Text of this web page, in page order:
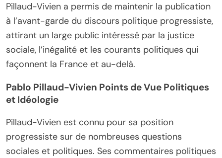
Pillaud-Vivien a permis de maintenir la publication
à l’avant-garde du discours politique progressiste,
attirant un large public intéressé par la justice
sociale, l’inégalité et les courants politiques qui
façonnent la France et au-delà.
Pablo Pillaud-Vivien Points de Vue Politiques
et Idéologie
Pillaud-Vivien est connu pour sa position
progressiste sur de nombreuses questions
sociales et politiques. Ses commentaires politiques